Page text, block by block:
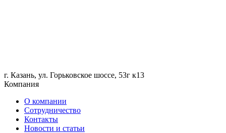
г. Казань, ул. Горьковское шоссе, 53г к13
Компания
О компании
Сотрудничество
Контакты
Новости и статьи